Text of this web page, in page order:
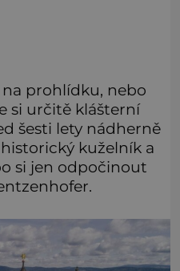
prohlídku, nebo
si určitě klášterní
šesti lety nádherně
kuželník a
si jen odpočinout